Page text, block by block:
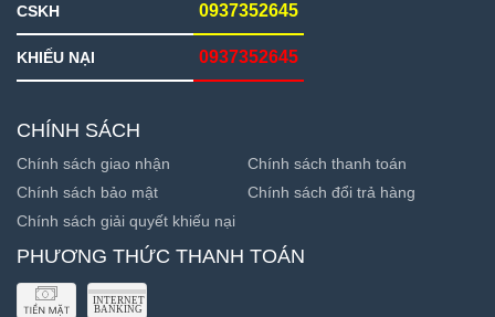
CHÍNH SÁCH
Chính sách giao nhận
Chính sách thanh toán
Chính sách bảo mật
Chính sách đổi trả hàng
Chính sách giải quyết khiếu nại
PHƯƠNG THỨC THANH TOÁN
CSKH 0937352645
KHIẾU NẠI 0937352645